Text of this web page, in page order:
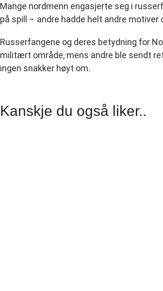
Mange nordmenn engasjerte seg i
på spill – andre hadde helt andre motiver
Russerfangene og deres betydning for
militært område, mens andre ble sendt
ingen snakker høyt om.
Kanskje du også liker..